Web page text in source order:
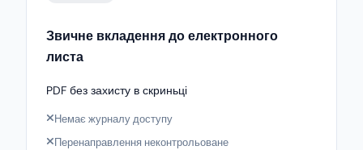
Звичне вкладення до електронного
листа
PDF без захисту в скриньці
Немає журналу доступу
Перенаправлення неконтрольоване